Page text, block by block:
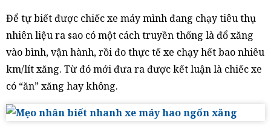
Để tự biết được chiếc xe máy mình đang chạy tiêu thụ
nhiên liệu ra sao có một cách truyền thống là đổ xăng
vào bình, vận hành, rồi đo thực tế xe chạy hết bao nhiêu
km/lít xăng. Từ đó mới đưa ra được kết luận là chiếc xe
có “ăn” xăng hay không.